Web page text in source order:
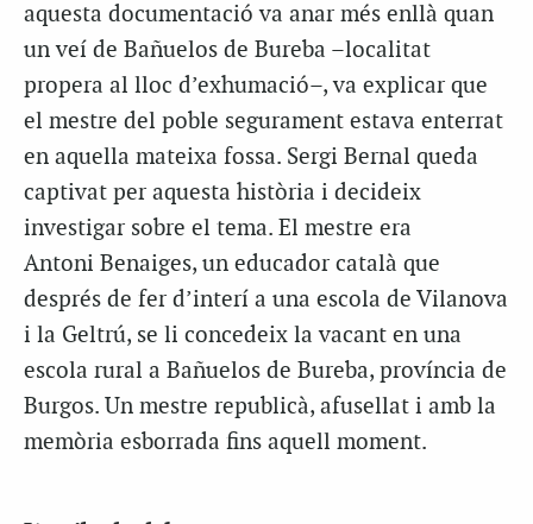
aquesta documentació va anar més enllà quan
un veí de Bañuelos de Bureba –localitat
propera al lloc d’exhumació–, va explicar que
el mestre del poble segurament estava enterrat
en aquella mateixa fossa. Sergi Bernal queda
captivat per aquesta història i decideix
investigar sobre el tema. El mestre era
Antoni Benaiges, un educador català que
després de fer d’interí a una escola de Vilanova
i la Geltrú, se li concedeix la vacant en una
escola rural a Bañuelos de Bureba, província de
Burgos. Un mestre republicà, afusellat i amb la
memòria esborrada fins aquell moment.